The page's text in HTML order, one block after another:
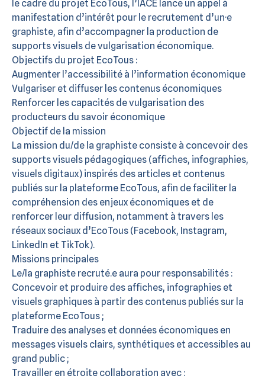
le cadre du projet EcoTous, l’IACE lance un appel à
manifestation d’intérêt pour le recrutement d’un·e
graphiste, afin d’accompagner la production de
supports visuels de vulgarisation économique.
Objectifs du projet EcoTous :
Augmenter l’accessibilité à l’information économique
Vulgariser et diffuser les contenus économiques
Renforcer les capacités de vulgarisation des
producteurs du savoir économique
Objectif de la mission
La mission du/de la graphiste consiste à concevoir des
supports visuels pédagogiques (affiches, infographies,
visuels digitaux) inspirés des articles et contenus
publiés sur la plateforme EcoTous, afin de faciliter la
compréhension des enjeux économiques et de
renforcer leur diffusion, notamment à travers les
réseaux sociaux d’EcoTous (Facebook, Instagram,
LinkedIn et TikTok).
Missions principales
Le/la graphiste recruté.e aura pour responsabilités :
Concevoir et produire des affiches, infographies et
visuels graphiques à partir des contenus publiés sur la
plateforme EcoTous ;
Traduire des analyses et données économiques en
messages visuels clairs, synthétiques et accessibles au
grand public ;
Travailler en étroite collaboration avec :